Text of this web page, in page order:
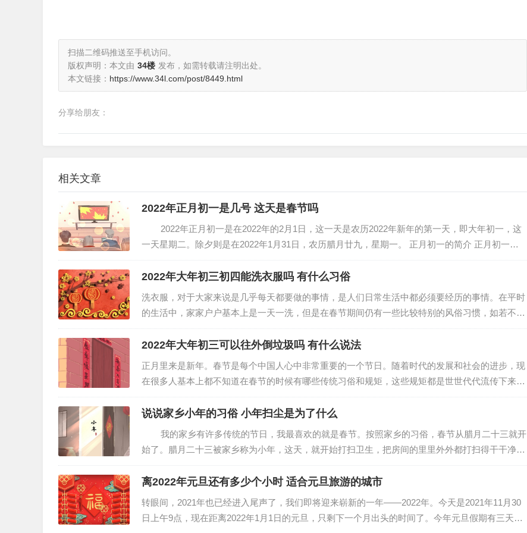
扫描二维码推送至手机访问。
版权声明：本文由 34楼 发布，如需转载请注明出处。
本文链接： https://www.34l.com/post/8449.html
分享给朋友：
相关文章
2022年正月初一是几号 这天是春节吗
2022年正月初一是在2022年的2月1日，这一天是农历2022年新年的第一天，即大年初一，这
一天星期二。除夕则是在2022年1月31日，农历腊月廿九，星期一。 正月初一的简介 正月初一，
是农历正月的头一天，隋代杜台卿曾在…
2022年大年初三初四能洗衣服吗 有什么习俗
洗衣服，对于大家来说是几乎每天都要做的事情，是人们日常生活中都必须要经历的事情。在平时
的生活中，家家户户基本上是一天一洗，但是在春节期间仍有一些比较特别的风俗习惯，如若不遵
守可能会影响来年的运势。那么，大年初三和大年初四这两天可以洗衣服吗？…
2022年大年初三可以往外倒垃圾吗 有什么说法
正月里来是新年。春节是每个中国人心中非常重要的一个节日。随着时代的发展和社会的进步，现
在很多人基本上都不知道在春节的时候有哪些传统习俗和规矩，这些规矩都是世世代代流传下来
的，也是一个宝贵的财富，还是有很多值得我们去遵守的。例如大年初三可以往…
说说家乡小年的习俗 小年扫尘是为了什么
我的家乡有许多传统的节日，我最喜欢的就是春节。按照家乡的习俗，春节从腊月二十三就开
始了。腊月二十三被家乡称为小年，这天，就开始打扫卫生，把房间的里里外外都打扫得干干净
净，还要杀羊杀猪用来祭灶。从这天起人们就开始办年货了，买对…
离2022年元旦还有多少个小时 适合元旦旅游的城市
转眼间，2021年也已经进入尾声了，我们即将迎来崭新的一年——2022年。今天是2021年11月30
日上午9点，现在距离2022年1月1日的元旦，只剩下一个月出头的时间了。今年元旦假期有三天，